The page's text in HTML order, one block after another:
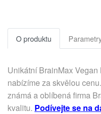
O produktu
Unikátní BrainMax
nabízíme za skvělou
známá a oblíbená firma
kvalitu. Podívejte se na